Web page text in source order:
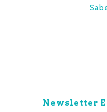
Newsletter